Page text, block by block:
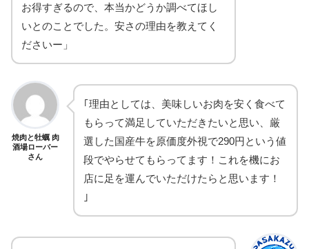
お得すぎるので、本当かどうか調べてほし
いとのことでした。安さの理由を教えてく
ださいー」
焼肉と牡蠣 肉
酒場ローバー
さん
｢理由としては、美味しいお肉を安く食べて
もらって満足していただきたいと思い、厳
選した国産牛を原価度外視で290円という値
段でやらせてもらってます！これを機にお
店に足を運んでいただけたらと思います！
｣